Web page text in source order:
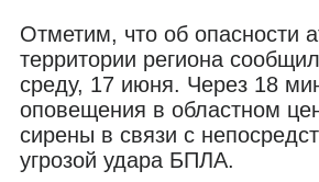
Отметим, что об опасности
территории региона
среду, 17 июня. Через 18
оповещения в областном
сирены в связи с
угрозой удара БПЛА.